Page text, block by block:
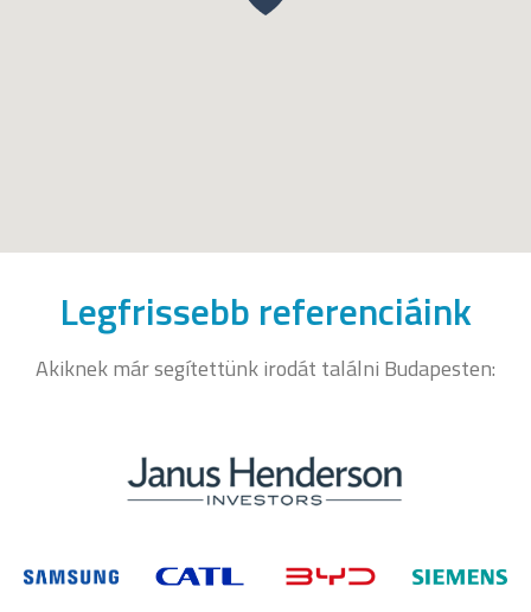
Legfrissebb referenciáink
Akiknek már segítettünk irodát találni Budapesten: